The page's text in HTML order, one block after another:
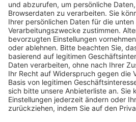
Pässe und Vereinswechsel
Trainerausbildung
Schulungsangebot Vereinsmitarbeiter
BFV-Geschäftsstellen
Trainerbörse
Login SpielPlus
FOLGE DEM BFV